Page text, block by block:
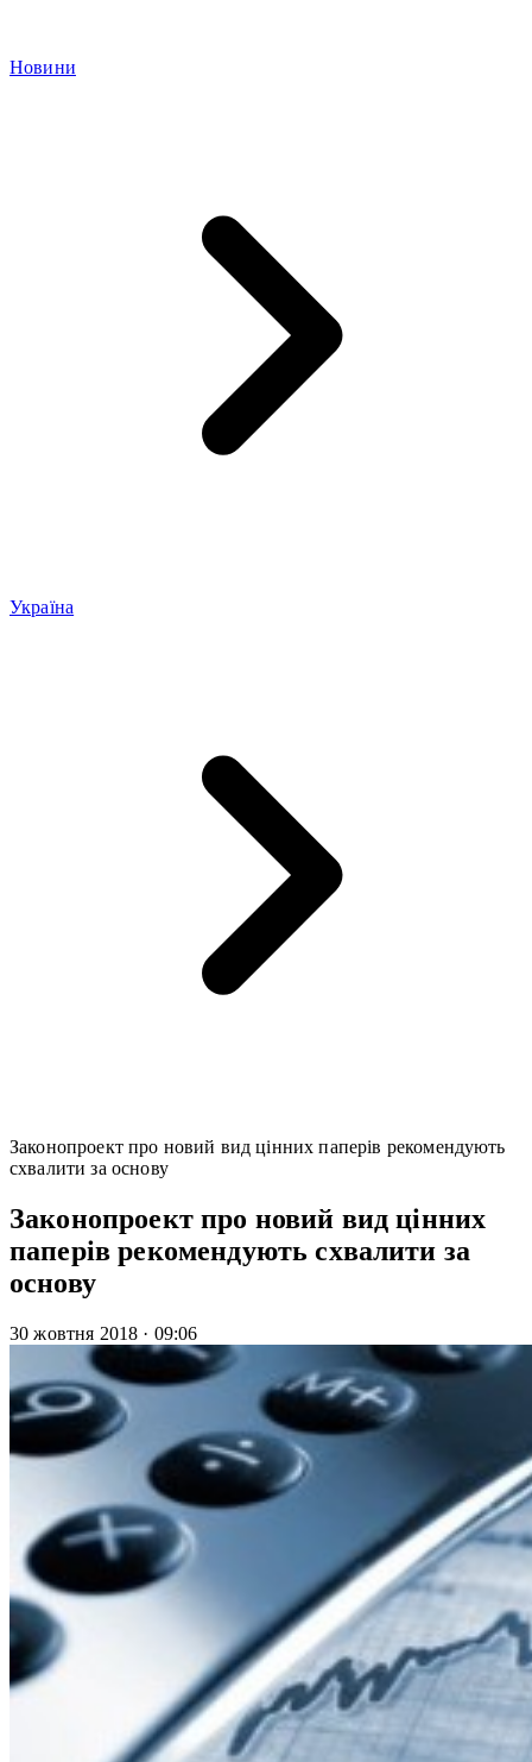
Новини
Україна
Законопроект про новий вид цінних паперів рекомендують
схвалити за основу
Законопроект про новий вид цінних
паперів рекомендують схвалити за
основу
30 жовтня 2018 · 09:06